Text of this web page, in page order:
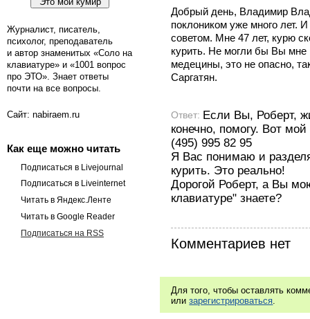
Журналист, писатель,
психолог, преподаватель
и автор знаменитых «Соло на
клавиатуре» и «1001 вопрос
про ЭТО». Знает ответы
почти на все вопросы.
Сайт: nabiraem.ru
Как еще можно читать
Подписаться в Livejournal
Подписаться в Liveinternet
Читать в Яндекс.Ленте
Читать в Google Reader
Подписаться на RSS
Добрый день, Владимир
поклоником уже много лет.
советом. Мне 47 лет, курю
курить. Не могли бы Вы мне
медецины, это не опасно,
Саргатян.
Ответ: Если Вы, Роберт,
конечно, помогу. Вот
(495) 995 82 95
Я Вас понимаю и
курить. Это реально!
Дорогой Роберт, а Вы
клавиатуре" знаете?
Комментариев нет
Для того, чтобы оставлять
илизарегистрироваться.